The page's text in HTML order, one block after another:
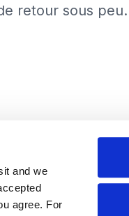
and we
agree. For
retour sous peu.